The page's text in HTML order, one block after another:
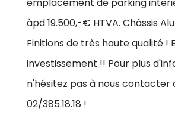
àpd 19.500,-€ HTVA. Châssis
Finitions de très haute qualité !
investissement !! Pour plus
n'hésitez pas à nous contacter
02/385.18.18 !